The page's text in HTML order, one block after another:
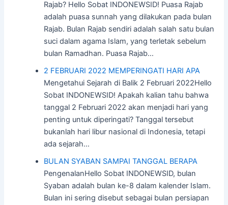
Rajab? Hello Sobat INDONEWSID! Puasa Rajab
adalah puasa sunnah yang dilakukan pada bulan
Rajab. Bulan Rajab sendiri adalah salah satu bulan
suci dalam agama Islam, yang terletak sebelum
bulan Ramadhan. Puasa Rajab…
2 FEBRUARI 2022 MEMPERINGATI HARI APA
Mengetahui Sejarah di Balik 2 Februari 2022Hello
Sobat INDONEWSID! Apakah kalian tahu bahwa
tanggal 2 Februari 2022 akan menjadi hari yang
penting untuk diperingati? Tanggal tersebut
bukanlah hari libur nasional di Indonesia, tetapi
ada sejarah…
BULAN SYABAN SAMPAI TANGGAL BERAPA
PengenalanHello Sobat INDONEWSID, bulan
Syaban adalah bulan ke-8 dalam kalender Islam.
Bulan ini sering disebut sebagai bulan persiapan